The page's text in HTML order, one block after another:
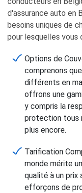
d'assurance auto en
besoins uniques de
pour lesquelles vous
Options de
comprenons
différents en
offrons une
y compris la
protection tous
plus encore.
Tarification
monde mérite
qualité à un prix
efforçons de